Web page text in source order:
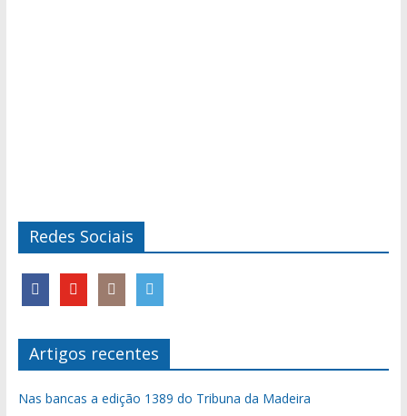
Redes Sociais
Artigos recentes
Nas bancas a edição 1389 do Tribuna da Madeira